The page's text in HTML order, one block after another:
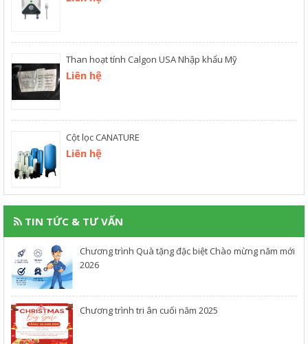
Than hoạt tính Calgon USA Nhập khẩu Mỹ
Liên hệ
Cột lọc CANATURE
Liên hệ
TIN TỨC & TƯ VẤN
Chương trình Quà tặng đặc biệt Chào mừng năm mới
2026
Chương trình tri ân cuối năm 2025